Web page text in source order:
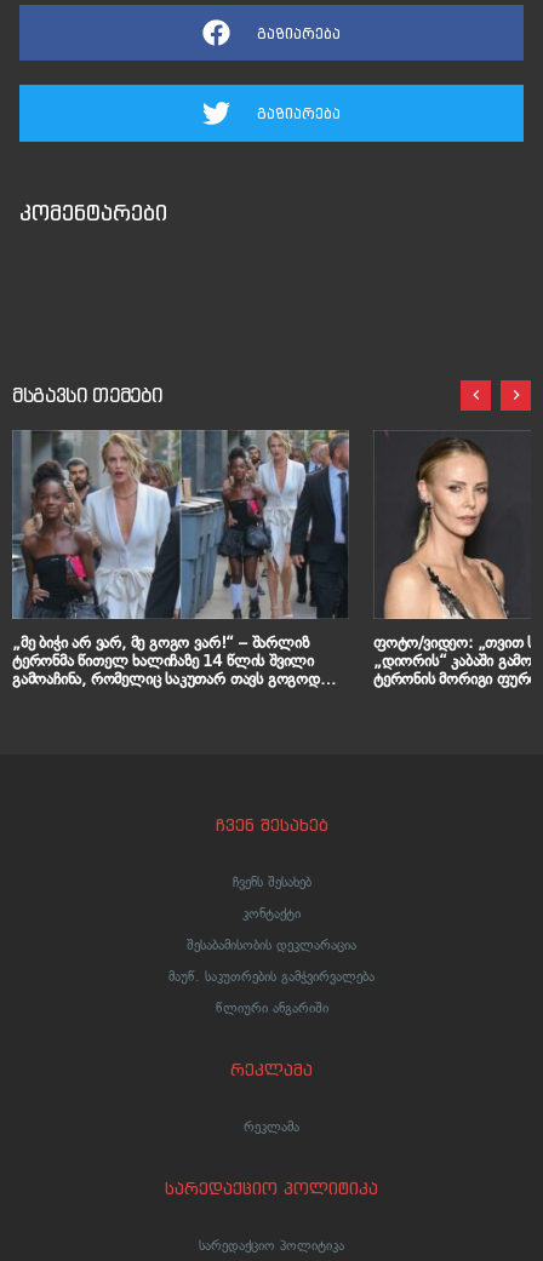
გაზიარება
გაზიარება
კომენტარები
მსგავსი თემები
„მე ბიჭი არ ვარ, მე გოგო ვარ!“ – შარლიზ
ტერონმა წითელ ხალიჩაზე 14 წლის შვილი
გამოაჩინა, რომელიც საკუთარ თავს გოგოდ
ფოტო/ვიდეო: „თვით
„დიორის“ კაბაში
ტერონის მორიგი
ჩვენ შესახებ
ჩვენს შესახებ
კონტაქტი
შესაბამისობის დეკლარაცია
მაუწ. საკუთრების გამჭვირვალება
წლიური ანგარიში
რეკლამა
რეკლამა
სარედაქციო პოლიტიკა
სარედაქციო პოლიტიკა